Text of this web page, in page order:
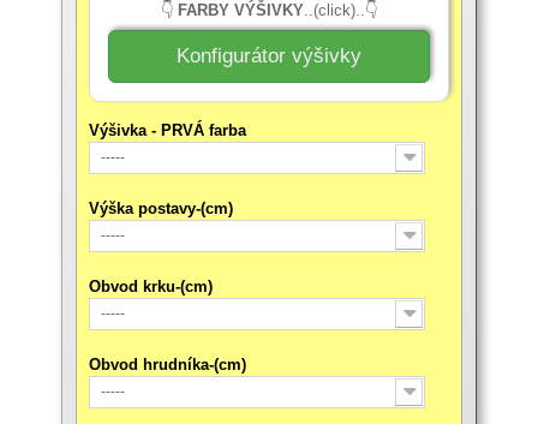
👇 FARBY VÝŠIVKY..(click)..👇
Konfigurátor výšivky
Výšivka - PRVÁ farba
-----
Výška postavy-(cm)
-----
Obvod krku-(cm)
-----
Obvod hrudníka-(cm)
-----